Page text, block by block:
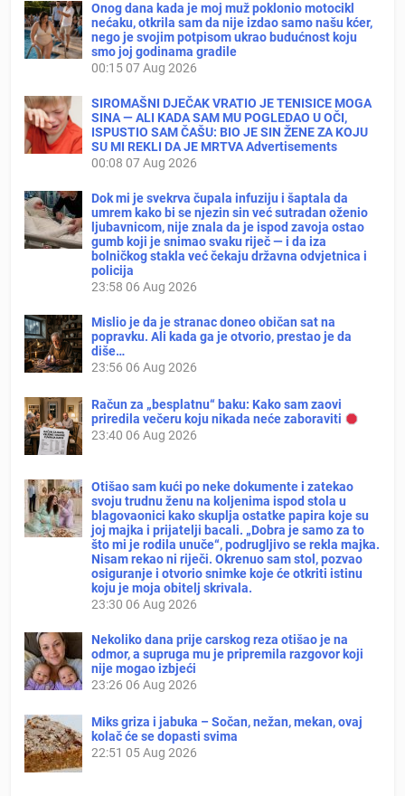
Onog dana kada je moj muž poklonio motocikl
nećaku, otkrila sam da nije izdao samo našu kćer,
nego je svojim potpisom ukrao budućnost koju
smo joj godinama gradile
00:1507 Aug 2026
SIROMAŠNI DJEČAK VRATIO JE TENISICE MOGA
SINA — ALI KADA SAM MU POGLEDAO U OČI,
ISPUSTIO SAM ČAŠU: BIO JE SIN ŽENE ZA KOJU
SU MI REKLI DA JE MRTVA Advertisements
00:08 07 Aug 2026
Dok mi je svekrva čupala infuziju i šaptala da
umrem kako bi se njezin sin već sutradan oženio
ljubavnicom, nije znala da je ispod zavoja ostao
gumb koji je snimao svaku riječ — i da iza
bolničkog stakla već čekaju državna odvjetnica i
policija
23:58 06 Aug 2026
Mislio je da je stranac doneo običan sat na
popravku. Ali kada ga je otvorio, prestao je da
diše…
23:56 06 Aug 2026
Račun za „besplatnu“ baku: Kako sam zaovi
priredila večeru koju nikada neće zaboraviti
23:40 06 Aug 2026
Otišao sam kući po neke dokumente i zatekao
svoju trudnu ženu na koljenima ispod stola u
blagovaonici kako skuplja ostatke papira koje su
joj majka i prijatelji bacali. „Dobra je samo za to
što mi je rodila unuče“, podrugljivo se rekla majka.
Nisam rekao ni riječi. Okrenuo sam stol, pozvao
osiguranje i otvorio snimke koje će otkriti istinu
koju je moja obitelj skrivala.
23:30 06 Aug 2026
Nekoliko dana prije carskog reza otišao je na
odmor, a supruga mu je pripremila razgovor koji
nije mogao izbjeći
23:26 06 Aug 2026
Miks griza i jabuka – Sočan, nežan, mekan, ovaj
kolač će se dopasti svima
22:51 05 Aug 2026